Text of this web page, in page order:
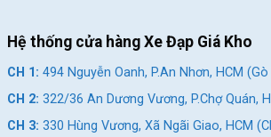
Hệ thống cửa hàng Xe Đạp Giá Kho
CH 1: 494 Nguyễn Oanh, P.An Nhơn, HCM
CH 2: 322/36 An Dương Vương, P.Chợ Quán,
CH 3: 330 Hùng Vương, Xã Ngãi Giao, HCM